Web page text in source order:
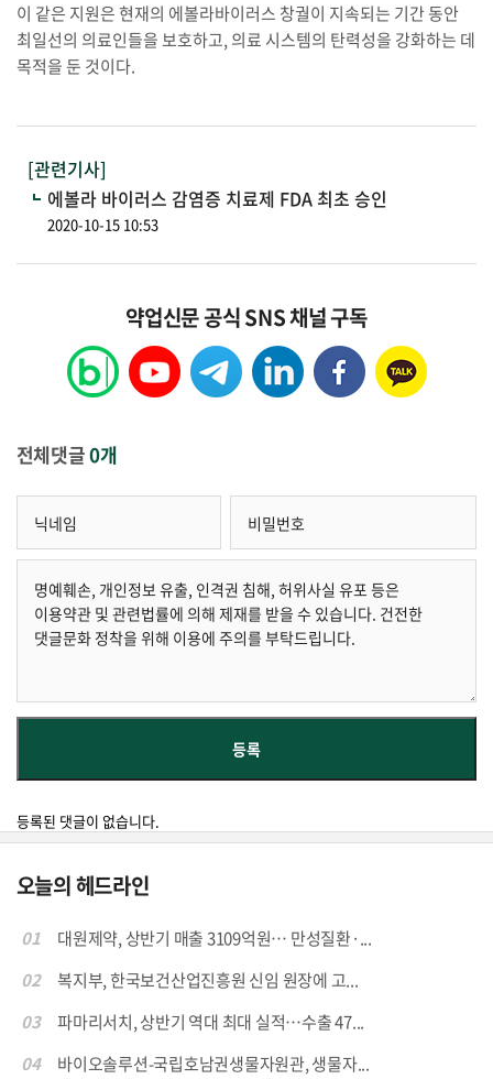
이 같은 지원은 현재의 에볼라바이러스 창궐이 지속되는 기간 동안
최일선의 의료인들을 보호하고, 의료 시스템의 탄력성을 강화하는 데
목적을 둔 것이다.
[관련기사]
에볼라 바이러스 감염증 치료제 FDA 최초 승인
2020-10-15 10:53
약업신문 공식 SNS 채널 구독
전체댓글0개
등록된 댓글이 없습니다.
오늘의 헤드라인
01
대원제약, 상반기 매출 3109억원… 만성질환·...
02
복지부, 한국보건산업진흥원 신임 원장에 고...
03
파마리서치, 상반기 역대 최대 실적…수출 47...
04
바이오솔루션-국립호남권생물자원관, 생물자...